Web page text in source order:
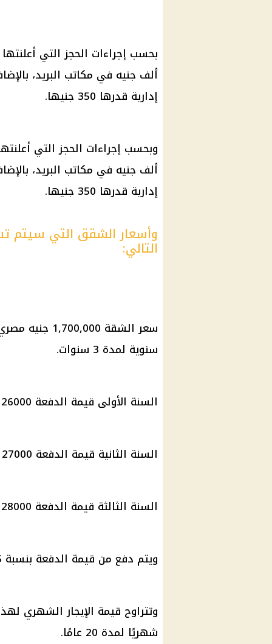
بحسب إجراءات الحجز التي
ألف جنيه في مكاتب البريد
إدارية قدرها 350 جنيها.
وبحسب إجراءات الحجز التي
ألف جنيه في مكاتب البريد
إدارية قدرها 350 جنيها.
التالي:
سعر الشقة 1,700,000
جنيه
سنوية لمدة 3 سنوات.
السنة الأولى قيمة الدفعة 26000 جنيه
السنة الثانية قيمة الدفعة 27000
السنة الثالثة قيمة الدفعة 28000
ويتم دفع من قيمة الدفعة بنسبة 25٪ من سعر الوحدة عند توقيع العقد.
وتتراوح قيمة الإيجار
شهريًا لمدة 20 عامًا.